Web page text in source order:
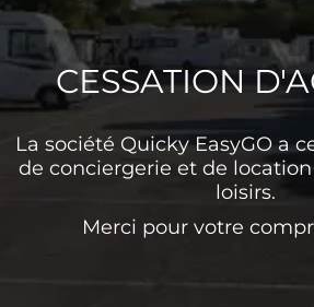
CESSATION
La société Quicky EasyGO a
de conciergerie et de
loisirs.
Merci pour votre